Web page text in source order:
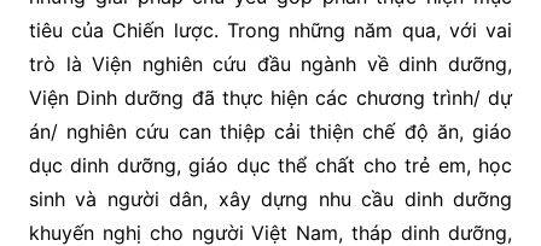
tiêu của Chiến lược. Trong những năm qua, với vai
trò là Viện nghiên cứu đầu ngành về dinh dưỡng,
Viện Dinh dưỡng đã thực hiện các chương trình/ dự
án/ nghiên cứu can thiệp cải thiện chế độ ăn, giáo
dục dinh dưỡng, giáo dục thể chất cho trẻ em, học
sinh và người dân, xây dựng nhu cầu dinh dưỡng
khuyến nghị cho người Việt Nam, tháp dinh dưỡng,